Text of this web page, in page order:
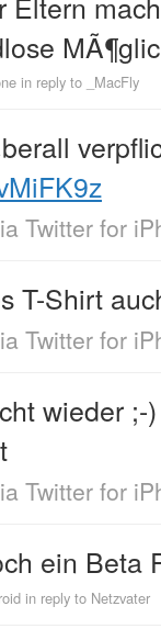
in reply to _MacFly
Twitter for
T-Shirt
Twitter for
wieder
Twitter for
ein Beta
in reply to Netzvater